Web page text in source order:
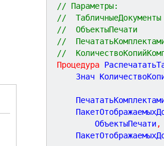
// Параметры:
//
//  ОбъектыПечати
//
//
Процедура
Знач
		ОбъектыПечати
,